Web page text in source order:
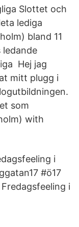
Slottet och
lediga
bland 11
ledande
Hej jag
mitt plugg i
som
with
i
#ö17
i